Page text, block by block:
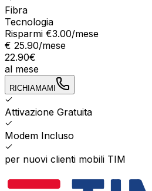
Fibra
Tecnologia
Risparmi €3.00/mese
€ 25.90/mese
22.90€
al mese
RICHIAMAMI
Attivazione Gratuita
Modem Incluso
per nuovi clienti mobili TIM